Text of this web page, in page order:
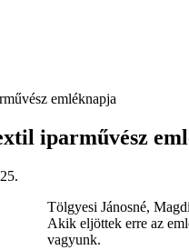
emléknapja
iparművész
Tölgyesi Jánosné,
Akik eljöttek erre az
vagyunk.